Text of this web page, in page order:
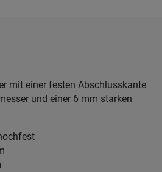
mit einer festen Abschlusskante
und einer 6 mm starken